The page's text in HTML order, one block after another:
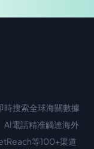
時搜索全球海關數據
AI電話精准觸達海外
等100+渠道